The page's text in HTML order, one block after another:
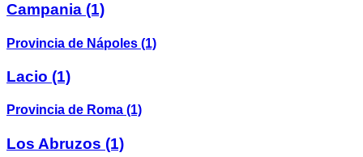
Campania (1)
Provincia de Nápoles (1)
Lacio (1)
Provincia de Roma (1)
Los Abruzos (1)